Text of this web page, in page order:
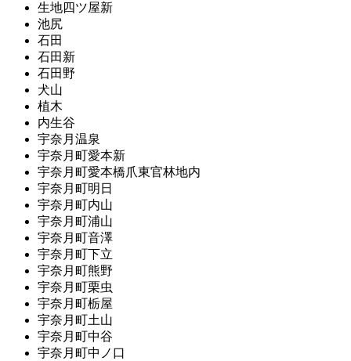
生地四ツ屋新
池尻
石田
石田新
石田野
犬山
植木
内生谷
宇奈月温泉
宇奈月町愛本新
宇奈月町愛本橋爪東官林地内
宇奈月町明日
宇奈月町内山
宇奈月町浦山
宇奈月町音澤
宇奈月町下立
宇奈月町熊野
宇奈月町栗虫
宇奈月町栃屋
宇奈月町土山
宇奈月町中谷
宇奈月町中ノ口